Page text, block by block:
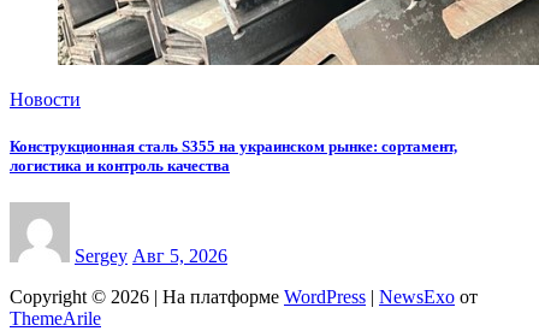
Новости
Конструкционная сталь S355 на украинском рынке: сортамент,
логистика и контроль качества
Sergey Авг 5, 2026
Copyright © 2026 | На платформе WordPress NewsExo от
ThemeArile